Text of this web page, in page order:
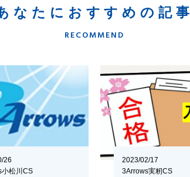
なたにおすすめの記事
RECOMMEND
26
松川CS
2023/02/17
3Arrows実籾CS